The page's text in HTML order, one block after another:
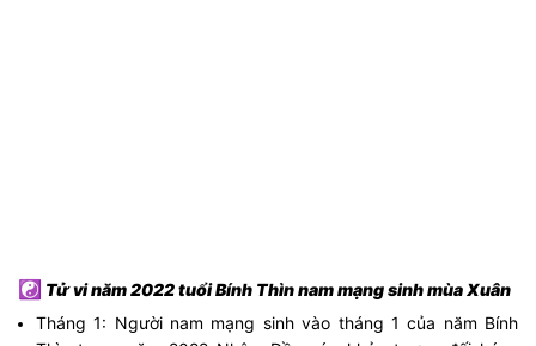
☯ Tử vi năm 2022 tuổi Bính Thìn nam mạng sinh mùa Xuân
Tháng 1: Người nam mạng sinh vào tháng 1 của năm Bính